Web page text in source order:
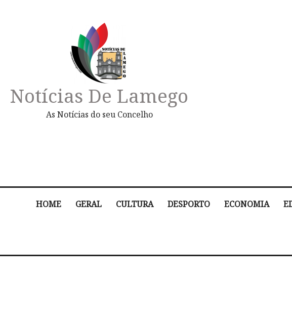
Notícias De Lamego
As Notícias do seu Concelho
HOME GERAL CULTURA DESPORTO ECONOMIA